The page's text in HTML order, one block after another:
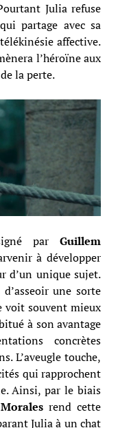
Julia refuse
partage avec sa
affective.
l’héroïne aux
la perte.
signé parGuillem
à développer
d’un unique sujet.
une sorte
voit souvent mieux
à son avantage
concrètes
L’aveugle touche,
qui rapprochent
Ainsi, par le biais
rend cette
Julia à un chat